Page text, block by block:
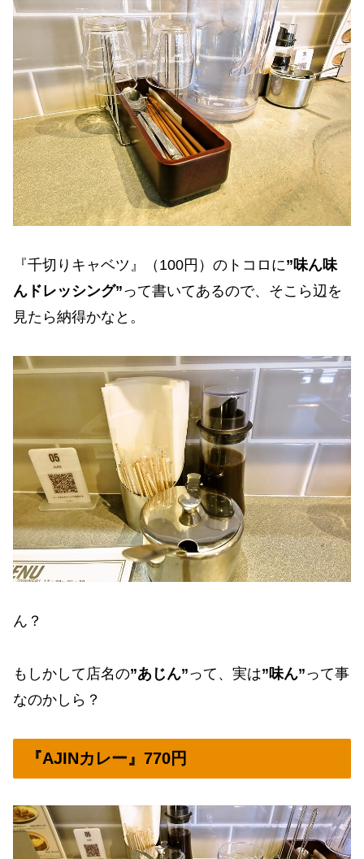
『千切りキャベツ』（100円）のトコロに”味ん味
んドレッシング”って書いてあるので、そこら辺を
見たら納得かなと。
ん？
もしかして店名の”あじん”って、実は”味ん”って事
なのかしら？
『AJINカレー』770円